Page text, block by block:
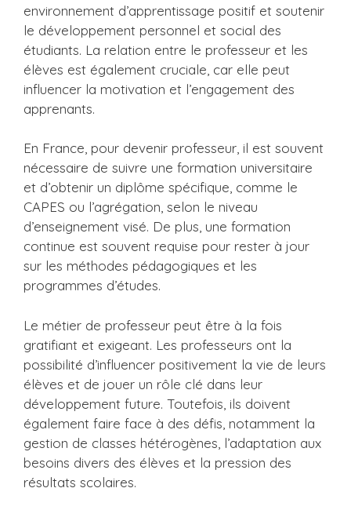
environnement d’apprentissage positif et soutenir
le développement personnel et social des
étudiants. La relation entre le professeur et les
élèves est également cruciale, car elle peut
influencer la motivation et l’engagement des
apprenants.
En France, pour devenir professeur, il est souvent
nécessaire de suivre une formation universitaire
et d’obtenir un diplôme spécifique, comme le
CAPES ou l’agrégation, selon le niveau
d’enseignement visé. De plus, une formation
continue est souvent requise pour rester à jour
sur les méthodes pédagogiques et les
programmes d’études.
Le métier de professeur peut être à la fois
gratifiant et exigeant. Les professeurs ont la
possibilité d’influencer positivement la vie de leurs
élèves et de jouer un rôle clé dans leur
développement future. Toutefois, ils doivent
également faire face à des défis, notamment la
gestion de classes hétérogènes, l’adaptation aux
besoins divers des élèves et la pression des
résultats scolaires.